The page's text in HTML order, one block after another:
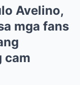
Avelino,
mga fans
cam